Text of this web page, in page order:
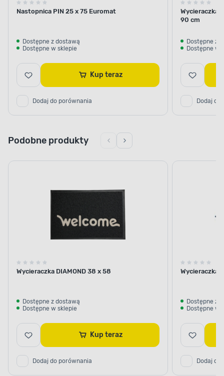
Nastopnica PIN 25 x 75 Euromat
Dostępne z dostawą
Dostępne w sklepie
Kup teraz
Dodaj do porównania
Wycieraczka
90 cm
Dostępne z
Dostępne w
Dodaj do
Podobne produkty
Wycieraczka DIAMOND 38 x 58
Dostępne z dostawą
Dostępne w sklepie
Kup teraz
Dodaj do porównania
Wycieraczka
Dostępne z
Dostępne w
Dodaj do